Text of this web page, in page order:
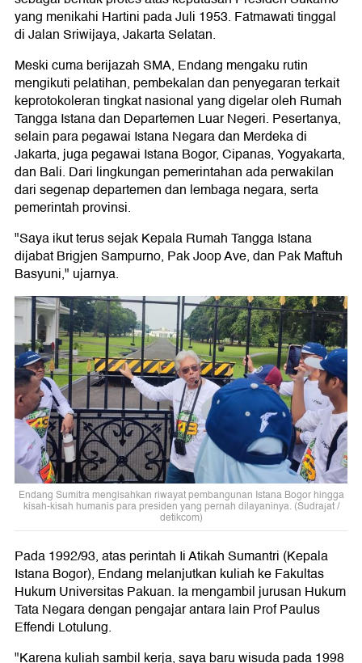
yang menikahi Hartini pada Juli 1953. Fatmawati tinggal
di Jalan Sriwijaya, Jakarta Selatan.
Meski cuma berijazah SMA, Endang mengaku rutin
mengikuti pelatihan, pembekalan dan penyegaran terkait
keprotokoleran tingkat nasional yang digelar oleh Rumah
Tangga Istana dan Departemen Luar Negeri. Pesertanya,
selain para pegawai Istana Negara dan Merdeka di
Jakarta, juga pegawai Istana Bogor, Cipanas, Yogyakarta,
dan Bali. Dari lingkungan pemerintahan ada perwakilan
dari segenap departemen dan lembaga negara, serta
pemerintah provinsi.
"Saya ikut terus sejak Kepala Rumah Tangga Istana
dijabat Brigjen Sampurno, Pak Joop Ave, dan Pak Maftuh
Basyuni," ujarnya.
Endang Sumitra mengisahkan riwayat pembangunan Istana Bogor hingga
kisah-kisah humanis para presiden yang pernah dilayaninya. (Sudrajat /
detikcom)
Pada 1992/93, atas perintah Ii Atikah Sumantri (Kepala
Istana Bogor), Endang melanjutkan kuliah ke Fakultas
Hukum Universitas Pakuan. Ia mengambil jurusan Hukum
Tata Negara dengan pengajar antara lain Prof Paulus
Effendi Lotulung.
"Karena kuliah sambil kerja, saya baru wisuda pada 1998